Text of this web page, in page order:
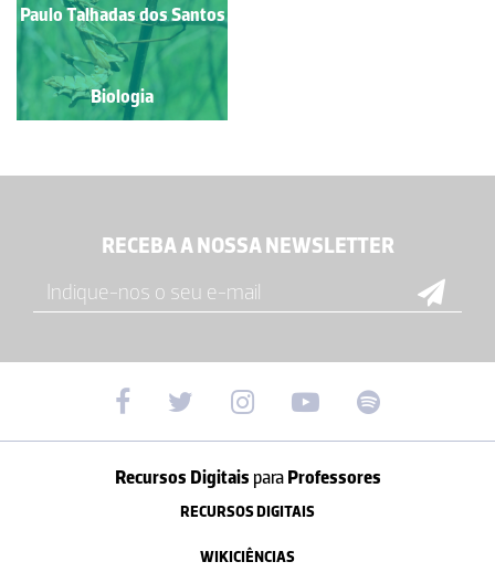
Paulo Talhadas dos Santos
Biologia
Paulo Talhadas dos Santos
Biologia
RECEBA A NOSSA NEWSLETTER
Recursos Digitais paraProfessores
RECURSOS DIGITAIS
WIKICIÊNCIAS